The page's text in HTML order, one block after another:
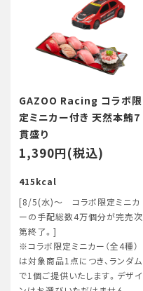
GAZOO Racing コラボ限
定ミニカー付き 天然本鮪7
貫盛り
1,390円(税込)
415kcal
[8/5(水)～ コラボ限定ミニカ
ーの手配総数4万個分が完売次
第終了。]
※コラボ限定ミニカー（全4種）
は対象商品1点につき、ランダム
で1個ご提供いたします。デザイ